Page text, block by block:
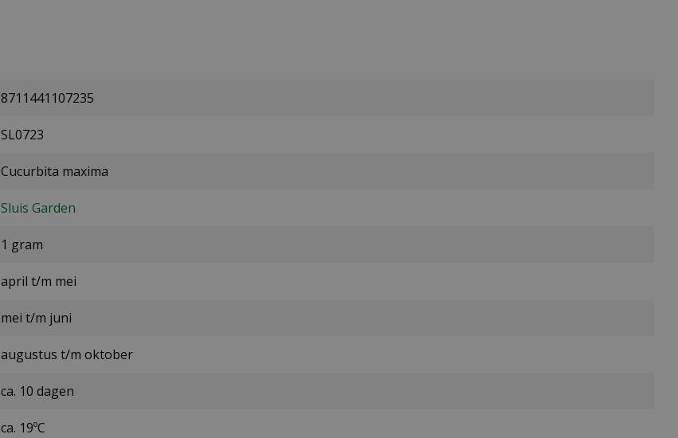
8711441107235
SL0723
Cucurbita maxima
Sluis Garden
1 gram
april t/m mei
mei t/m juni
augustus t/m oktober
ca. 10 dagen
ca. 19ºC